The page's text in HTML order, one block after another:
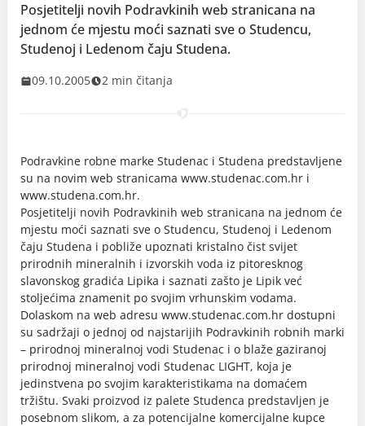
Posjetitelji novih Podravkinih web stranicana na
jednom će mjestu moći saznati sve o Studencu,
Studenoj i Ledenom čaju Studena.
09.10.2005 2 min čitanja
Podravkine robne marke Studenac i Studena predstavljene
su na novim web stranicama www.studenac.com.hr i
www.studena.com.hr.
Posjetitelji novih Podravkinih web stranicana na jednom će
mjestu moći saznati sve o Studencu, Studenoj i Ledenom
čaju Studena i pobliže upoznati kristalno čist svijet
prirodnih mineralnih i izvorskih voda iz pitoresknog
slavonskog gradića Lipika i saznati zašto je Lipik već
stoljećima znamenit po svojim vrhunskim vodama.
Dolaskom na web adresu www.studenac.com.hr dostupni
su sadržaji o jednoj od najstarijih Podravkinih robnih marki
– prirodnoj mineralnoj vodi Studenac i o blaže gaziranoj
prirodnoj mineralnoj vodi Studenac LIGHT, koja je
jedinstvena po svojim karakteristikama na domaćem
tržištu. Svaki proizvod iz palete Studenca predstavljen je
posebnom slikom, a za potencijalne komercijalne kupce